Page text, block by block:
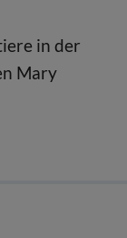
in der
Mary